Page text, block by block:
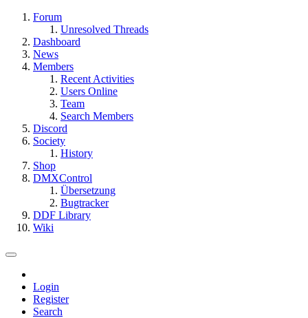
Forum
Unresolved Threads
Dashboard
News
Members
Recent Activities
Users Online
Team
Search Members
Discord
Society
History
Shop
DMXControl
Übersetzung
Bugtracker
DDF Library
Wiki
Login
Register
Search